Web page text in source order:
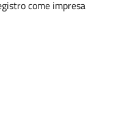
come impresa